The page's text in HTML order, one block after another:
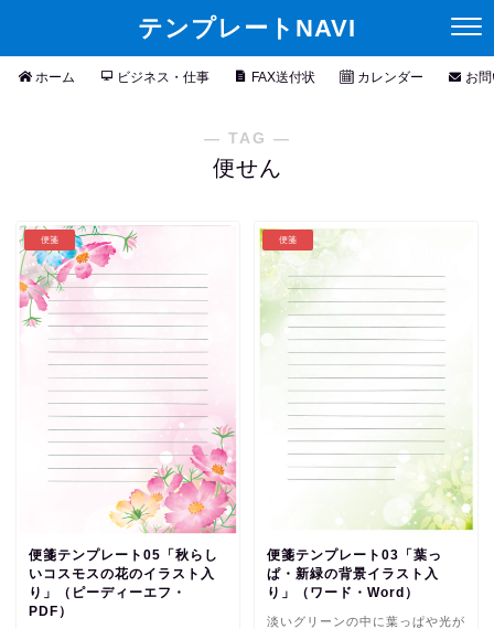
テンプレートNAVI
ホーム ビジネス・仕事 FAX送付状 カレンダー お
― TAG ―
便せん
便箋
便箋テンプレート05「秋らし
いコスモスの花のイラスト入
り」（ピーディーエフ・
PDF）
便箋
便箋テンプレート03「葉っ
ぱ・新緑の背景イラスト入
り」（ワード・Word）
淡いグリーンの中に葉っぱや光が